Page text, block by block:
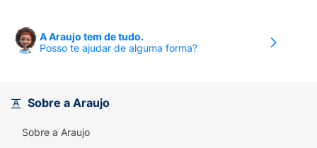
A Araujo tem de tudo.
Posso te ajudar de alguma forma?
Sobre a Araujo
Sobre a Araujo